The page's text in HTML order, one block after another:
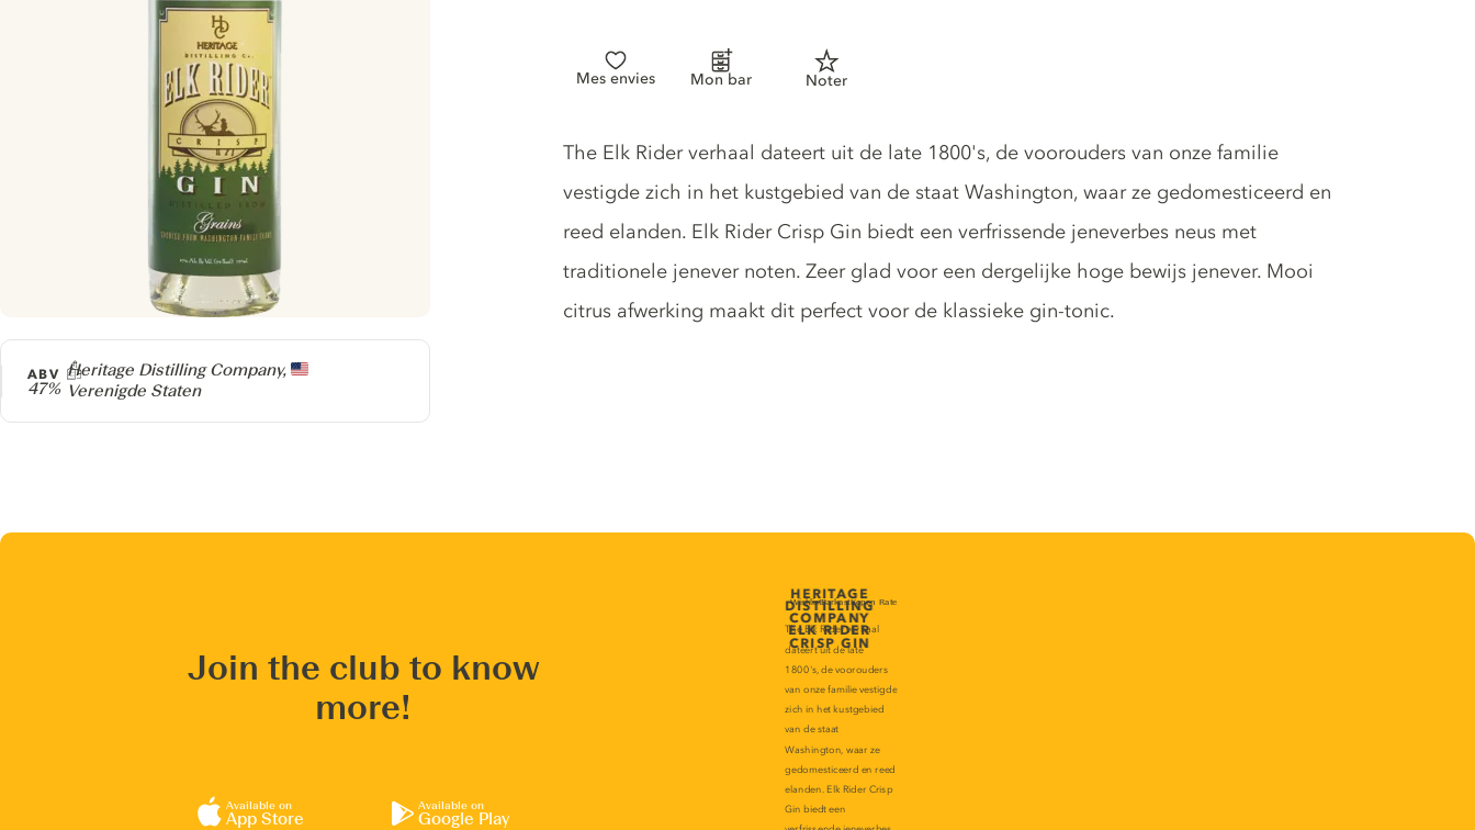
Mes envies Mon bar Noter
Producer
Heritage Distilling Company,
Verenigde Staten
ABV
47%
Gin description
The Elk Rider verhaal dateert uit de late 1800's, de voorouders van onze familie
vestigde zich in het kustgebied van de staat Washington, waar ze gedomesticeerd en
reed elanden. Elk Rider Crisp Gin biedt een verfrissende jeneverbes neus met
traditionele jenever noten. Zeer glad voor een dergelijke hoge bewijs jenever. Mooi
citrus afwerking maakt dit perfect voor de klassieke gin-tonic.
Join the club to know
more!
Available on
App Store
Available on
Google Play